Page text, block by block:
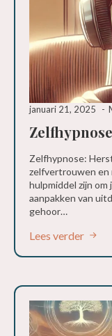
Zelfhypnose
januari 21, 2025
Zelfhypnose:
zelfvertrouwen en
hulpmiddel zijn
aanpakken van
gehoor…
Lees verder